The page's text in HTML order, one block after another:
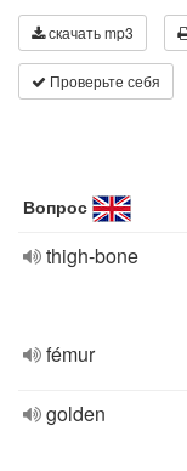
скачать mp3
Проверьте себя
Вопрос
thigh-bone
fémur
golden